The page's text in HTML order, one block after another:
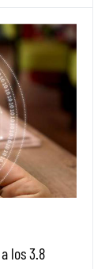
los 3.8